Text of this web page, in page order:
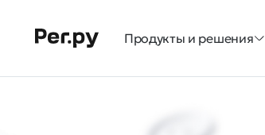
Продукты и решения